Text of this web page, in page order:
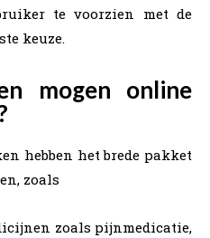
te voorzien met de
keuze.
mogen online
hebben het brede pakket
zoals
zoals pijnmedicatie,